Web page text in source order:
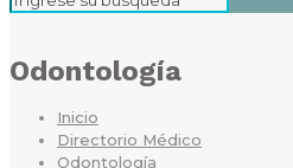
Odontología
Inicio
Directorio Médico
Odontología